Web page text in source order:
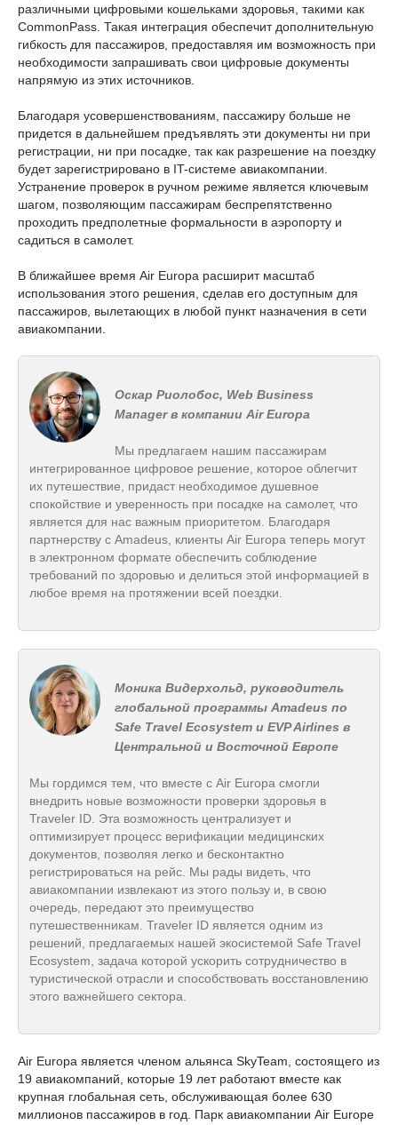
различными цифровыми кошельками здоровья, такими как
CommonPass. Такая интеграция обеспечит дополнительную
гибкость для пассажиров, предоставляя им возможность при
необходимости запрашивать свои цифровые документы
напрямую из этих источников.
Благодаря усовершенствованиям, пассажиру больше не
придется в дальнейшем предъявлять эти документы ни при
регистрации, ни при посадке, так как разрешение на поездку
будет зарегистрировано в IT-системе авиакомпании.
Устранение проверок в ручном режиме является ключевым
шагом, позволяющим пассажирам беспрепятственно
проходить предполетные формальности в аэропорту и
садиться в самолет.
В ближайшее время Air Europa расширит масштаб
использования этого решения, сделав его доступным для
пассажиров, вылетающих в любой пункт назначения в сети
авиакомпании.
Оскар Риолобос, Web Business
Manager в компании Air Europa
Мы предлагаем нашим пассажирам
интегрированное цифровое решение, которое облегчит
их путешествие, придаст необходимое душевное
спокойствие и уверенность при посадке на самолет, что
является для нас важным приоритетом. Благодаря
партнерству с Amadeus, клиенты Air Europa теперь могут
в электронном формате обеспечить соблюдение
требований по здоровью и делиться этой информацией в
любое время на протяжении всей поездки.
Моника Видерхольд, руководитель
глобальной программы Amadeus по
Safe Travel Ecosystem и EVP Airlines в
Центральной и Восточной Европе
Мы гордимся тем, что вместе с Air Europa смогли
внедрить новые возможности проверки здоровья в
Traveler ID. Эта возможность централизует и
оптимизирует процесс верификации медицинских
документов, позволяя легко и бесконтактно
регистрироваться на рейс. Мы рады видеть, что
авиакомпании извлекают из этого пользу и, в свою
очередь, передают это преимущество
путешественникам. Traveler ID является одним из
решений, предлагаемых нашей экосистемой Safe Travel
Ecosystem, задача которой ускорить сотрудничество в
туристической отрасли и способствовать восстановлению
этого важнейшего сектора.
Air Europa является членом альянса SkyTeam, состоящего из
19 авиакомпаний, которые 19 лет работают вместе как
крупная глобальная сеть, обслуживающая более 630
миллионов пассажиров в год. Парк авиакомпании Air Europe